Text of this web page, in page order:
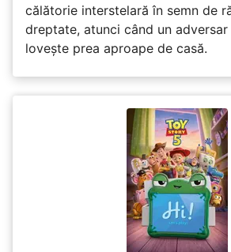
călătorie interstelară în semn de
dreptate, atunci când un
lovește prea aproape de casă.